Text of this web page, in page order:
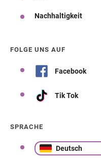
Nachhaltigkeit
FOLGE UNS AUF
Facebook
Tik Tok
SPRACHE
Deutsch